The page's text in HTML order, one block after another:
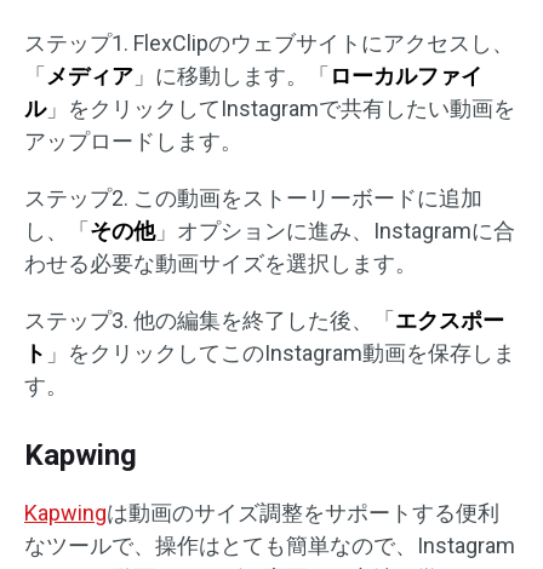
ステップ1. FlexClipのウェブサイトにアクセスし、
「メディア 」に移動します。「ローカルファイ
ル」をクリックしてInstagramで共有したい動画を
アップロードします。
ステップ2. この動画をストーリーボードに追加
し、「その他」オプションに進み、Instagramに合
わせる必要な動画サイズを選択します。
ステップ3. 他の編集を終了した後、「エクスポー
ト 」をクリックしてこのInstagram動画を保存しま
す。
Kapwing
Kapwingは動画のサイズ調整をサポートする便利
なツールで、操作はとても簡単なので、Instagram